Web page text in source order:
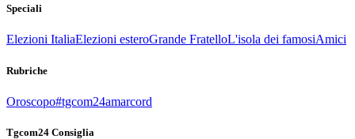
Speciali
Elezioni ItaliaElezioni esteroGrande FratelloL'isola dei famosiAmici
Rubriche
Oroscopo#tgcom24amarcord
Tgcom24 Consiglia